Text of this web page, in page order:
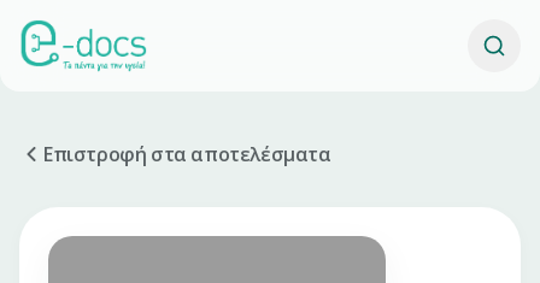
Επιστροφή στα αποτελέσματα